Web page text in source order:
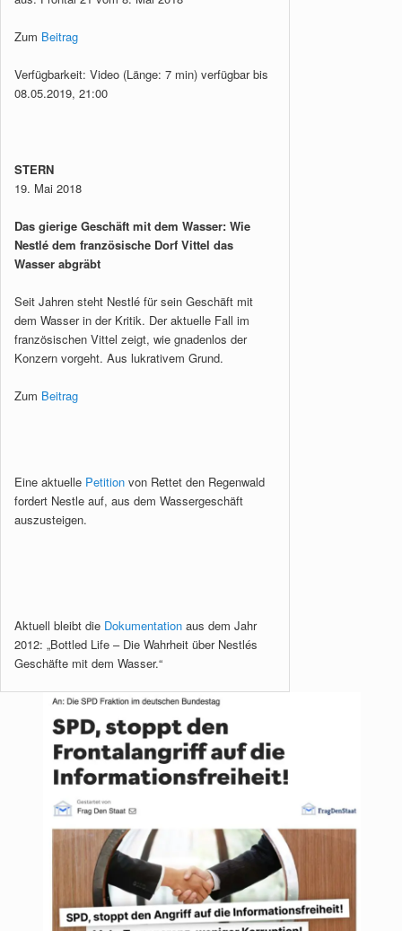
Zum Beitrag
Verfügbarkeit: Video (Länge: 7 min) verfügbar bis
08.05.2019, 21:00
STERN
19. Mai 2018
Das gierige Geschäft mit dem Wasser: Wie
Nestlé dem französische Dorf Vittel das
Wasser abgräbt
Seit Jahren steht Nestlé für sein Geschäft mit
dem Wasser in der Kritik. Der aktuelle Fall im
französischen Vittel zeigt, wie gnadenlos der
Konzern vorgeht. Aus lukrativem Grund.
Zum Beitrag
Eine aktuelle Petition von Rettet den Regenwald
fordert Nestle auf, aus dem Wassergeschäft
auszusteigen.
Aktuell bleibt die Dokumentation aus dem Jahr
2012: „Bottled Life – Die Wahrheit über Nestlés
Geschäfte mit dem Wasser.“